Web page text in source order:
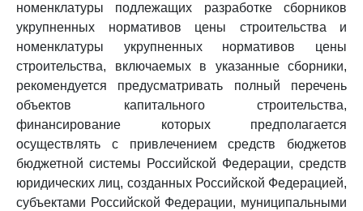
номенклатуры подлежащих разработке сборников
укрупненных нормативов цены строительства и
номенклатуры укрупненных нормативов цены
строительства, включаемых в указанные сборники,
рекомендуется предусматривать полный перечень
объектов капитального строительства,
финансирование которых предполагается
осуществлять с привлечением средств бюджетов
бюджетной системы Российской Федерации, средств
юридических лиц, созданных Российской Федерацией,
субъектами Российской Федерации, муниципальными